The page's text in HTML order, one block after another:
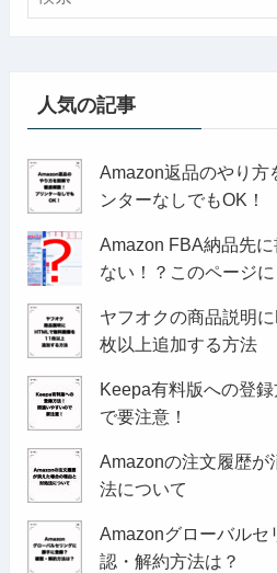
人気の記事
Amazon返品のやり方
ンターなしでもOK！
Amazon FBA納品先
ない！？このページ
ヤフオクの商品説明
枚以上追加する方法
Keepa有料版への登
で要注意！
Amazonの注文履歴が
法について
Amazonグローバルセ
認・解約方法は？